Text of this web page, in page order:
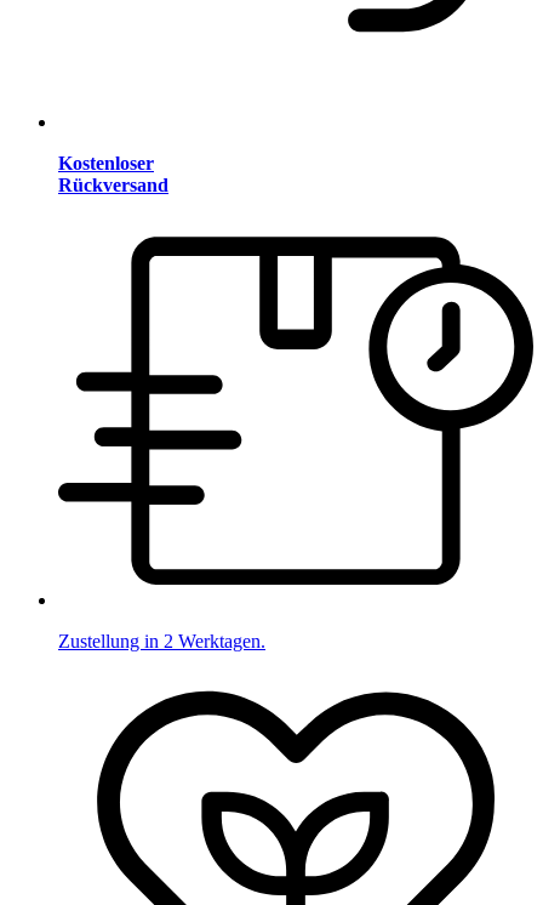
Kostenloser
Rückversand
Zustellung in 2 Werktagen.